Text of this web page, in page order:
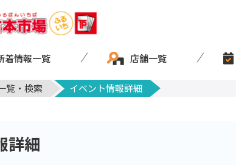
着情報一覧 店舗一覧
覧・検索 イベント情報詳細
詳細